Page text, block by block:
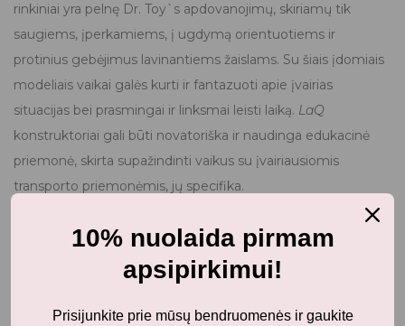
rinkiniai yra pelnę Dr. Toy`s apdovanojimų, skiriamų tik
saugiems, įperkamiems, į ugdymą orientuotiems ir
protinius gebėjimus lavinantiems žaislams. Su šiais įdomiais
modeliais vaikai galės kurti ir fantazuoti apie įvairias
situacijas bei prasmingai ir linksmai leisti laiką. LaQ
konstruktoriai gali būti novatoriška ir naudinga edukacinė
priemonė, skirta supažindinti vaikus su įvairiausiomis
transporto priemonėmis, jų specifika.
sukonstruoti ypač šaunias transporto priemones su
Hamacrondetalėmis (dideliais, vidutiniais bei
10% nuolaida pirmam
apsipirkimui!
Prisijunkite prie mūsų bendruomenės ir gaukite